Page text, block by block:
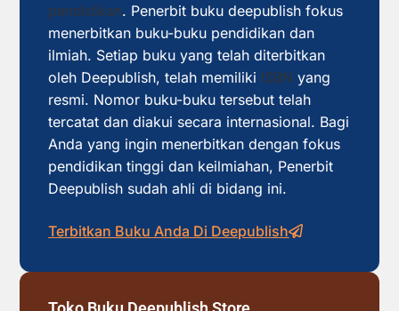
pendidikan. Penerbit buku deepublish fokus
menerbitkan buku-buku pendidikan dan
ilmiah. Setiap buku yang telah diterbitkan
oleh Deepublish, telah memiliki ISBN yang
resmi. Nomor buku-buku tersebut telah
tercatat dan diakui secara internasional. Bagi
Anda yang ingin menerbitkan dengan fokus
pendidikan tinggi dan keilmiahan, Penerbit
Deepublish sudah ahli di bidang ini.
Terbitkan Buku Anda Di Deepublish